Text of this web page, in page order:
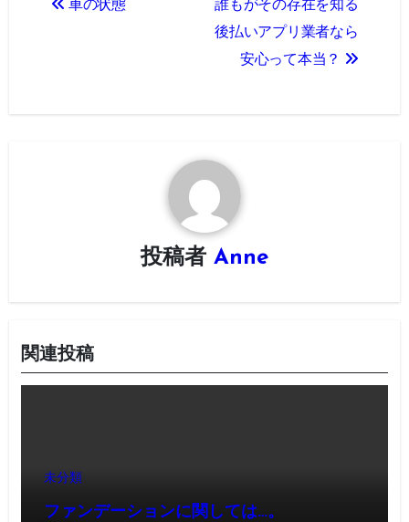
車の状態
誰もがその存在を知る
後払いアプリ業者なら
安心って本当？
投稿者 Anne
関連投稿
未分類
ファンデーションに関しては…。